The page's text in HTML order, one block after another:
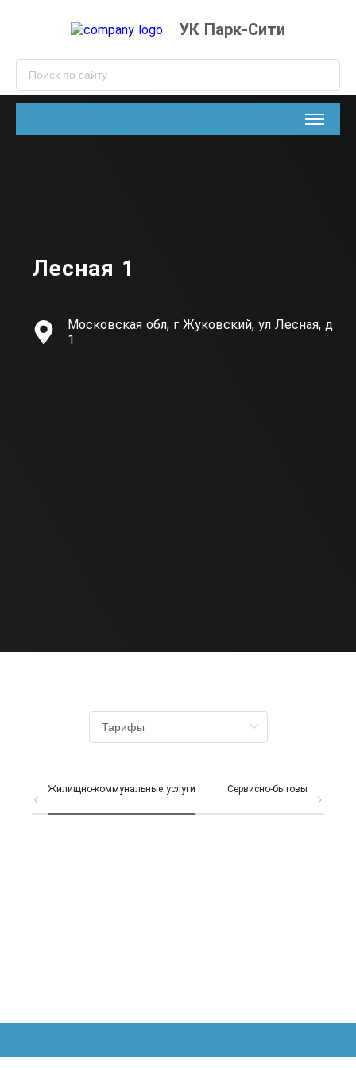
УК Парк-Сити
Лесная 1
Московская обл, г Жуковский, ул Лесная, д
1
Жилищно-коммунальные услуги Сервисно-бытовые услуги
© 2026 УК Парк-Сити